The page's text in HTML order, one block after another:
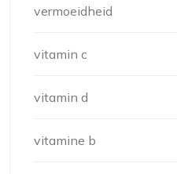
vermoeidheid
vitamin c
vitamin d
vitamine b